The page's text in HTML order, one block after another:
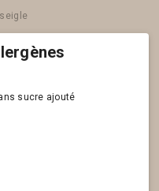
sucre ajouté